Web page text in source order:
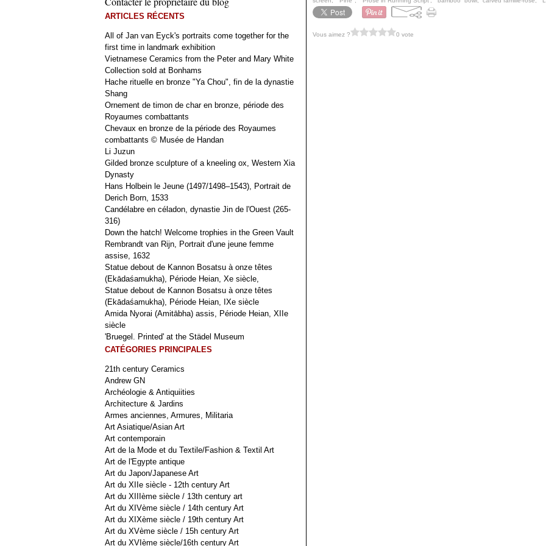
ARTICLES RÉCENTS
All of Jan van Eyck's portraits come together for the
first time in landmark exhibition
Vietnamese Ceramics from the Peter and Mary White
Collection sold at Bonhams
Hache rituelle en bronze "Ya Chou", fin de la dynastie
Shang
Ornement de timon de char en bronze, période des
Royaumes combattants
Chevaux en bronze de la période des Royaumes
combattants © Musée de Handan
Li Juzun
Gilded bronze sculpture of a kneeling ox, Western Xia
Dynasty
Hans Holbein le Jeune (1497/1498–1543), Portrait de
Derich Born, 1533
Candélabre en céladon, dynastie Jin de l'Ouest (265-
316)
Down the hatch! Welcome trophies in the Green Vault
Rembrandt van Rijn, Portrait d'une jeune femme
assise, 1632
Statue debout de Kannon Bosatsu à onze têtes
(Ekādaśamukha), Période Heian, Xe siècle,
Statue debout de Kannon Bosatsu à onze têtes
(Ekādaśamukha), Période Heian, IXe siècle
Amida Nyorai (Amitābha) assis, Période Heian, XIIe
siècle
'Bruegel. Printed' at the Städel Museum
CATÉGORIES PRINCIPALES
21th century Ceramics
Andrew GN
Archéologie & Antiquiities
Architecture & Jardins
Armes anciennes, Armures, Militaria
Art Asiatique/Asian Art
Art contemporain
Art de la Mode et du Textile/Fashion & Textil Art
Art de l'Egypte antique
Art du Japon/Japanese Art
Art du XIIe siècle - 12th century Art
Art du XIIIème siècle / 13th century art
Art du XIVème siècle / 14th century Art
Art du XIXème siècle / 19th century Art
Art du XVème siècle / 15h century Art
Art du XVIème siècle/16th century Art
Vous aimez ? 0 vote